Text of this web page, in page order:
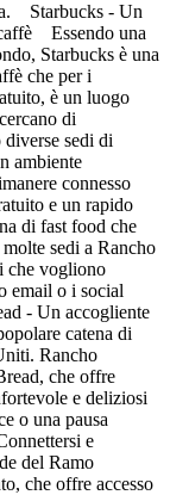
Starbucks - Un
Essendo una
Starbucks è una
che per i
è un luogo
di
sedi di
ambiente
connesso
e un rapido
di fast food che
sedi a Rancho
che vogliono
email o i social
- Un accogliente
catena di
Rancho
che offre
e deliziosi
o una pausa
e
del Ramo
che offre accesso